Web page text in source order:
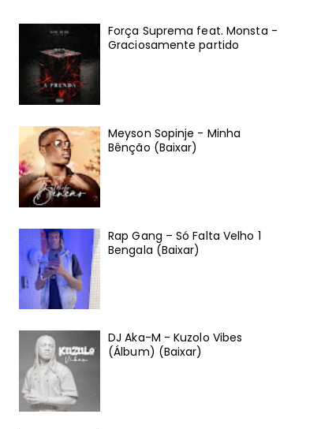
Força Suprema feat. Monsta -
Graciosamente partido
Meyson Sopinje - Minha
Bênção (Baixar)
Rap Gang – Só Falta Velho 1
Bengala (Baixar)
DJ Aka-M - Kuzolo Vibes
(Álbum) (Baixar)